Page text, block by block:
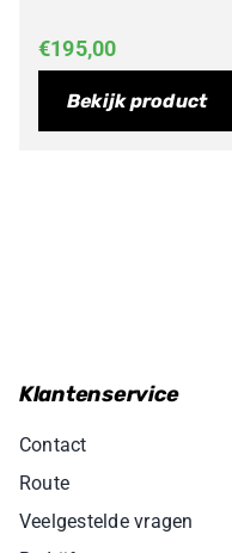
€195,00
Bekijk product
Klantenservice
Contact
Route
Veelgestelde vragen